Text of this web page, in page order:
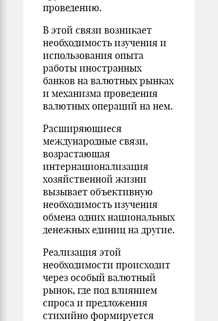
проведению.
В этой связи возникает
необходимость изучения и
использования опыта
работы иностранных
банков на валютных рынках
и механизма проведения
валютных операций на нем.
Расширяющиеся
международные связи,
возрастающая
интернационализация
хозяйственной жизни
вызывает объективную
необходимость изучения
обмена одних национальных
денежных единиц на другие.
Реализация этой
необходимости происходит
через особый валютный
рынок, где под влиянием
спроса и предложения
стихийно формируется